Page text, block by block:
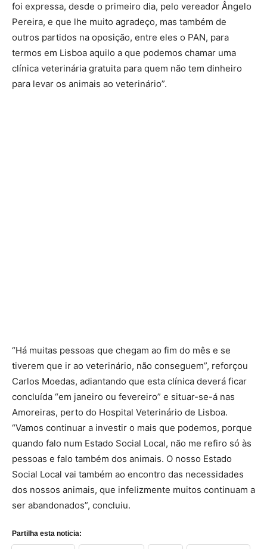
foi expressa, desde o primeiro dia, pelo vereador Ângelo
Pereira, e que lhe muito agradeço, mas também de
outros partidos na oposição, entre eles o PAN, para
termos em Lisboa aquilo a que podemos chamar uma
clínica veterinária gratuita para quem não tem dinheiro
para levar os animais ao veterinário”.
“Há muitas pessoas que chegam ao fim do mês e se
tiverem que ir ao veterinário, não conseguem”, reforçou
Carlos Moedas, adiantando que esta clínica deverá ficar
concluída “em janeiro ou fevereiro” e situar-se-á nas
Amoreiras, perto do Hospital Veterinário de Lisboa.
“Vamos continuar a investir o mais que podemos, porque
quando falo num Estado Social Local, não me refiro só às
pessoas e falo também dos animais. O nosso Estado
Social Local vai também ao encontro das necessidades
dos nossos animais, que infelizmente muitos continuam a
ser abandonados”, concluiu.
Partilha esta noticia: